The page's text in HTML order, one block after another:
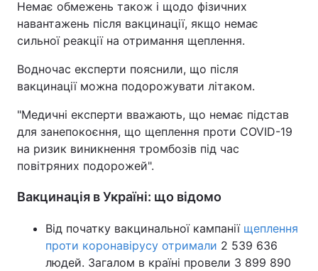
Немає обмежень також і щодо фізичних
навантажень після вакцинації, якщо немає
сильної реакції на отримання щеплення.
Водночас експерти пояснили, що після
вакцинації можна подорожувати літаком.
"Медичні експерти вважають, що немає підстав
для занепокоєння, що щеплення проти COVID-19
на ризик виникнення тромбозів під час
повітряних подорожей".
Вакцинація в Україні: що відомо
Від початку вакцинальної кампанії щеплення
проти коронавірусу отримали 2 539 636
людей. Загалом в країні провели 3 899 890